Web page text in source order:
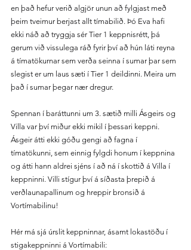
en það hefur verið algjör unun að fylgjast með
þeim tveimur berjast allt tímabilið. Þó Eva hafi
ekki náð að tryggja sér Tier 1 keppnisrétt, þá
gerum við vissulega ráð fyrir því að hún láti reyna
á tímatökurnar sem verða seinna í sumar þar sem
slegist er um laus sæti í Tier 1 deildinni. Meira um
það í sumar þegar nær dregur.
Spennan í baráttunni um 3. sætið milli Ásgeirs og
Villa var því miður ekki mikil í þessari keppni.
Ásgeir átti ekki góðu gengi að fagna í
tímatökunni, sem einnig fylgdi honum í keppnina
og átti hann aldrei sjéns í að ná í skottið á Villa í
keppninni. Villi stígur því á síðasta þrepið á
verðlaunapallinum og hreppir bronsið á
Vortímabilinu!
Hér má sjá úrslit keppninnar, ásamt lokastöðu í
stigakeppninni á Vortímabili: